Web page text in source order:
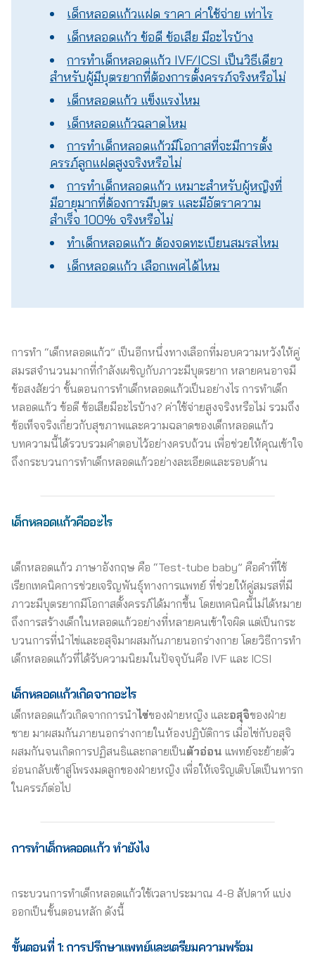
เด็กหลอดแก้วแฝด ราคา ค่าใช้จ่าย เท่าไร
เด็กหลอดแก้ว ข้อดี ข้อเสีย มีอะไรบ้าง
การทำเด็กหลอดแก้ว IVF/ICSI เป็นวิธีเดียว
สำหรับผู้มีบุตรยากที่ต้องการตั้งครรภ์จริงหรือไม่
เด็กหลอดแก้ว แข็งแรงไหม
เด็กหลอดแก้วฉลาดไหม
การทำเด็กหลอดแก้วมีโอกาสที่จะมีการตั้ง
ครรภ์ลูกแฝดสูงจริงหรือไม่
การทำเด็กหลอดแก้ว เหมาะสำหรับผู้หญิงที่
มีอายุมากที่ต้องการมีบุตร และมีอัตราความ
สำเร็จ 100% จริงหรือไม่
ทำเด็กหลอดแก้ว ต้องจดทะเบียนสมรสไหม
เด็กหลอดแก้ว เลือกเพศได้ไหม
การทำ “เด็กหลอดแก้ว” เป็นอีกหนึ่งทางเลือกที่มอบความหวังให้คู่
สมรสจำนวนมากที่กำลังเผชิญกับภาวะมีบุตรยาก หลายคนอาจมี
ข้อสงสัยว่า ขั้นตอนการทำเด็กหลอดแก้วเป็นอย่างไร การทำเด็ก
หลอดแก้ว ข้อดี ข้อเสียมีอะไรบ้าง? ค่าใช้จ่ายสูงจริงหรือไม่ รวมถึง
ข้อเท็จจริงเกี่ยวกับสุขภาพและความฉลาดของเด็กหลอดแก้ว
บทความนี้ได้รวบรวมคำตอบไว้อย่างครบถ้วน เพื่อช่วยให้คุณเข้าใจ
ถึงกระบวนการทำเด็กหลอดแก้วอย่างละเอียดและรอบด้าน
เด็กหลอดแก้วคืออะไร
เด็กหลอดแก้ว ภาษาอังกฤษ คือ “Test-tube baby” คือคำที่ใช้
เรียกเทคนิคการช่วยเจริญพันธุ์ทางการแพทย์ ที่ช่วยให้คู่สมรสที่มี
ภาวะมีบุตรยากมีโอกาสตั้งครรภ์ได้มากขึ้น โดยเทคนิคนี้ไม่ได้หมาย
ถึงการสร้างเด็กในหลอดแก้วอย่างที่หลายคนเข้าใจผิด แต่เป็นกระ
บวนการที่นำไข่และอสุจิมาผสมกันภายนอกร่างกาย โดยวิธีการทำ
เด็กหลอดแก้วที่ได้รับความนิยมในปัจจุบันคือ IVF และ ICSI
เด็กหลอดแก้วเกิดจากอะไร
เด็กหลอดแก้วเกิดจากการนำไข่ของฝ่ายหญิง และอสุจิของฝ่าย
ชาย มาผสมกันภายนอกร่างกายในห้องปฏิบัติการ เมื่อไข่กับอสุจิ
ผสมกันจนเกิดการปฏิสนธิและกลายเป็นตัวอ่อน แพทย์จะย้ายตัว
อ่อนกลับเข้าสู่โพรงมดลูกของฝ่ายหญิง เพื่อให้เจริญเติบโตเป็นทารก
ในครรภ์ต่อไป
การทําเด็กหลอดแก้ว ทำยังไง
กระบวนการทำเด็กหลอดแก้วใช้เวลาประมาณ 4-8 สัปดาห์ แบ่ง
ออกเป็นขั้นตอนหลัก ดังนี้
ขั้นตอนที่ 1: การปรึกษาแพทย์และเตรียมความพร้อม